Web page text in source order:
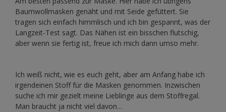
Baumwollmasken genäht und mit Seide gefüttert. Sie
tragen sich einfach himmlisch und ich bin gespannt, was der
Langzeit-Test sagt. Das Nähen ist ein bisschen flutschig,
aber wenn sie fertig ist, freue ich mich dann umso mehr.
Ich weiß nicht, wie es euch geht, aber am Anfang habe ich
irgendeinen Stoff für die Masken genommen. Inzwischen
suche ich mir gezielt meine Lieblinge aus dem Stoffregal.
Man braucht ja nicht viel davon…